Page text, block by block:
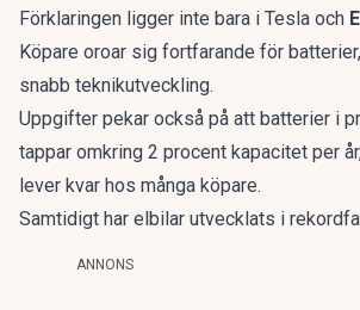
Förklaringen ligger inte bara i Tesla och
Köpare oroar sig fortfarande för
snabb teknikutveckling.
Uppgifter pekar också på att batterier i
tappar omkring 2 procent kapacitet per
lever kvar hos många köpare.
Samtidigt har elbilar utvecklats i
ANNONS